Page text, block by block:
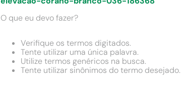
O que eu devo fazer?
Verifique os termos digitados.
Tente utilizar uma única palavra.
Utilize termos genéricos na busca.
Tente utilizar sinônimos do termo desejado.